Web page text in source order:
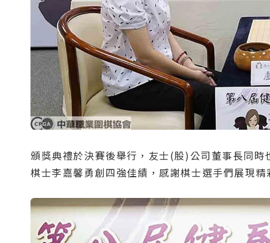
頒獎典禮於決賽後舉行，友士(股)公司董事長同
棋士李嘉馨勇創四強佳績，感謝棋士選手們展現精